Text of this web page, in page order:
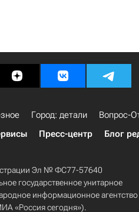
Город: детали Вопрос-
Пресс-центр Блог
Эл № ФС77-57640
государственное унитарное
информационное агентство
«Россия сегодня»).